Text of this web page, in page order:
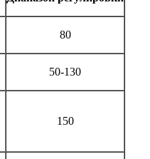
80
50-130
150